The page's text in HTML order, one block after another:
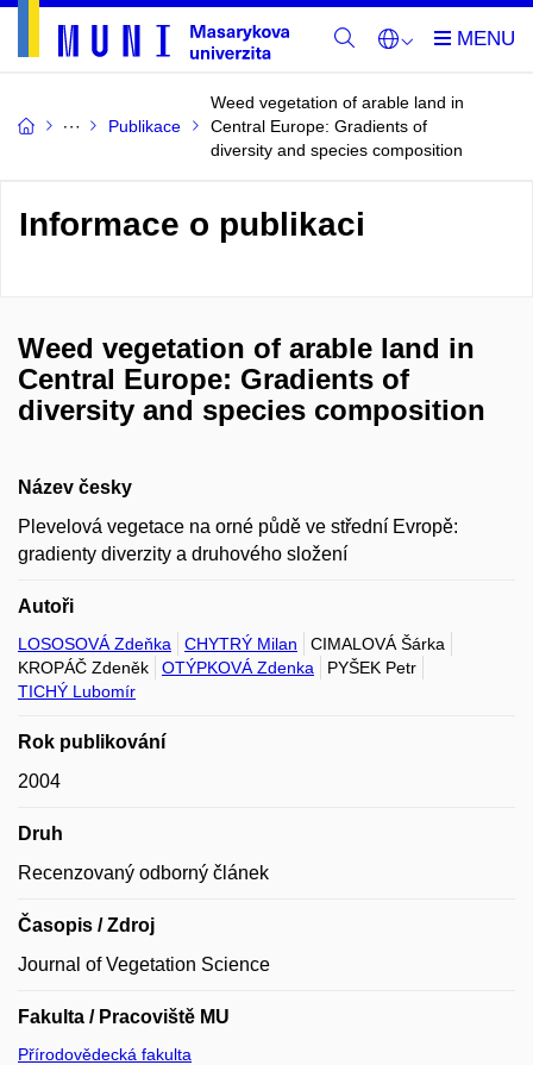
Publikace
Weed vegetation of arable land in
Central Europe: Gradients of
diversity and species composition
Informace o publikaci
Weed vegetation of arable land in
Central Europe: Gradients of
diversity and species composition
Název česky
Plevelová vegetace na orné půdě ve střední Evropě:
gradienty diverzity a druhového složení
Autoři
LOSOSOVÁ Zdeňka CHYTRÝ Milan
CIMALOVÁ Šárka
KROPÁČ Zdeněk
OTÝPKOVÁ Zdenka
PYŠEK Petr
TICHÝ Lubomír
Rok publikování
2004
Druh
Recenzovaný odborný článek
Časopis / Zdroj
Journal of Vegetation Science
Fakulta / Pracoviště MU
Přírodovědecká fakulta